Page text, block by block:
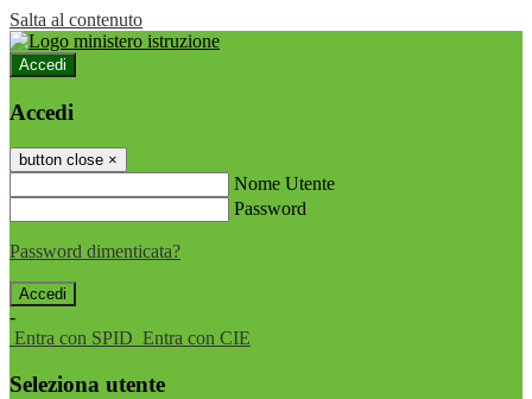
Salta al contenuto
Accedi
Accedi
button close ×
Nome Utente
Password
Password dimenticata?
-
Entra con SPID Entra con CIE
Seleziona utente